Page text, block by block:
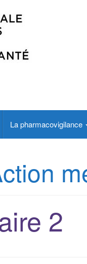
La pharmacovigilance
2